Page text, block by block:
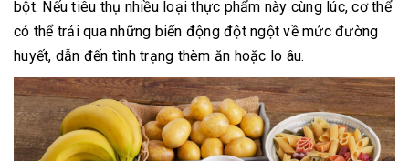
bột. Nếu tiêu thụ nhiều loại thực phẩm này cùng lúc, cơ thể
có thể trải qua những biến động đột ngột về mức đường
huyết, dẫn đến tình trạng thèm ăn hoặc lo âu.